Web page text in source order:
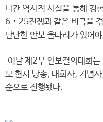
나간 역사적 사실을 통해 경
6‧25전쟁과 같은 비극을
단단한 안보 울타리가 있어
이날 제2부 안보결의대회
모 헌시 낭송, 대회사, 기념
순으로 진행됐다.